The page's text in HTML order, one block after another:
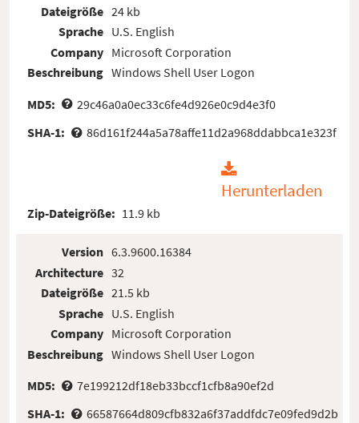
Dateigröße
Sprache
Company
Beschreibung
24 kb
U.S. English
Microsoft Corporation
Windows Shell User Logon
MD5:
29c46a0a0ec33c6fe4d926e0c9d4e3f0
SHA-1:
86d161f244a5a78affe11d2a968ddabbca1e323f
Herunterladen
Zip-Dateigröße: 11.9 kb
Version
Architecture
Dateigröße
Sprache
Company
Beschreibung
6.3.9600.16384
32
21.5 kb
U.S. English
Microsoft Corporation
Windows Shell User Logon
MD5:
7e199212df18eb33bccf1cfb8a90ef2d
SHA-1:
66587664d809cfb832a6f37addfdc7e09fed9d2b